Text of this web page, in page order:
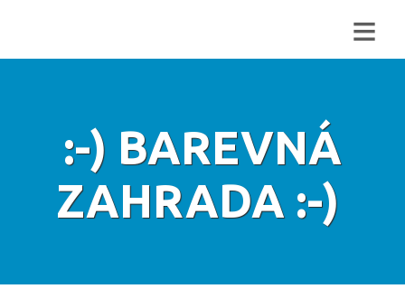
≡
:-) BAREVNÁ
ZAHRADA :-)